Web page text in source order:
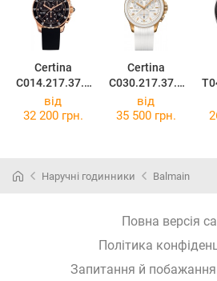
Certina
C014.217.37.0
51.00
Certina
C030.217.37.0
37.00
від
32 200 грн.
від
35 500 грн.
Наручні годинники Balmain
Повна версія
Політика
Запитання й